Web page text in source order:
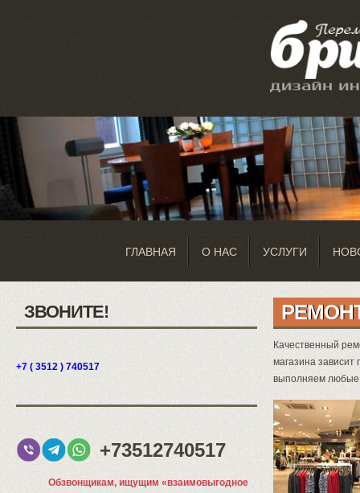
ГЛАВНАЯ О НАС УСЛУГИ
ЗВОНИТЕ!
+7 ( 3512 ) 740517
+73512740517
Обзвонщикам, ищущим «взаимовыгодное
Качественный
магазина
выполняем любые